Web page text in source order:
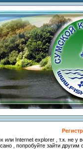
или Internet explorer , т.к. не
, попробуйте зайти другим